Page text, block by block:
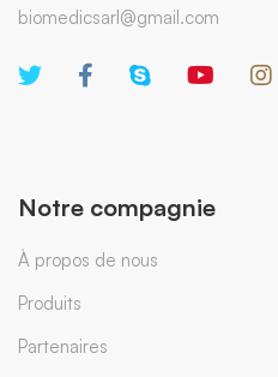
biomedicsarl@gmail.com
Notre compagnie
À propos de nous
Produits
Partenaires